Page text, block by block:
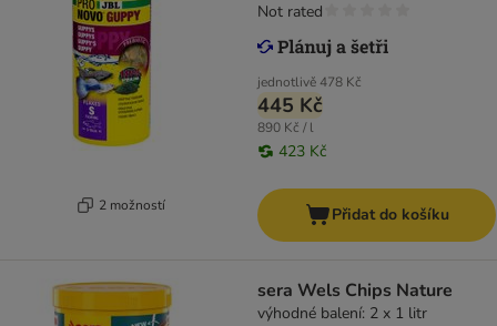
2 možností
jednotlivě478 Kč
445 Kč
890 Kč / l
423 Kč
Not rated
Přidat do košíku
sera Wels Chips Nature
výhodné balení: 2 x 1 litr